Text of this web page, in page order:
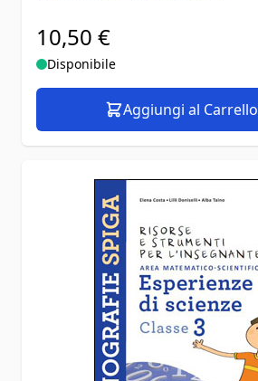
10,50 €
Disponibile
Aggiungi al Carrello